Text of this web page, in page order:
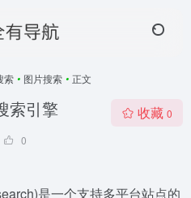
索 • 图片搜索 • 正文
索引擎
0
收藏 0
是一个支持多平台站点的